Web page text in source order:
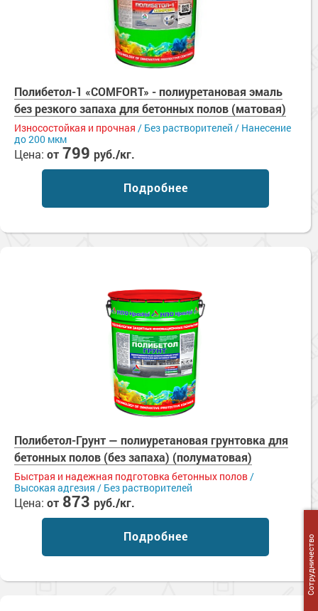
Полибетол-1 «COMFORT» - полиуретановая эмаль
без резкого запаха для бетонных полов (матовая)
Износостойкая и прочная / Без растворителей / Нанесение
до 200 мкм
Цена: от 799 руб./кг.
Подробнее
Полибетол-Грунт — полиуретановая грунтовка для
бетонных полов (без запаха) (полуматовая)
Быстрая и надежная подготовка бетонных полов/
Высокая адгезия / Без растворителей
Цена: от 873 руб./кг.
Подробнее Сотрудничество